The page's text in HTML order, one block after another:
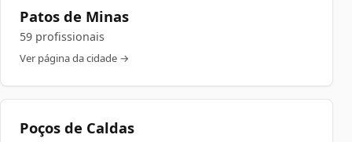
Patos de Minas
59 profissionais
Ver página da cidade →
Poços de Caldas